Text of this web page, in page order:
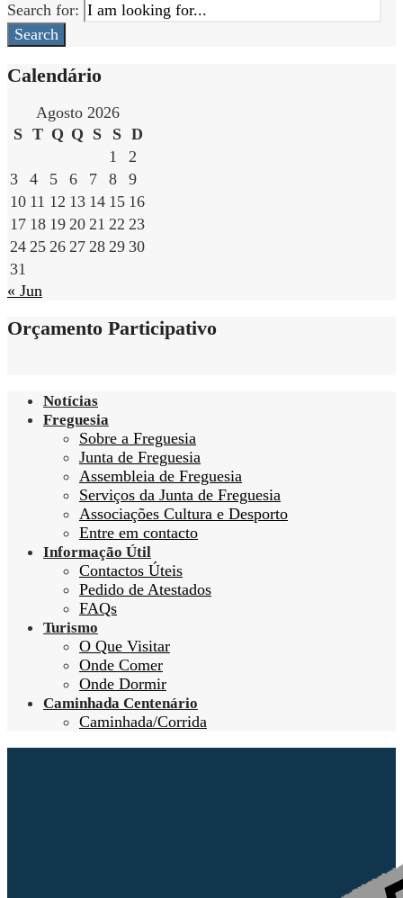
Search for:
Search
Calendário
Agosto 2026
S T Q Q S S D
1
2
3
4 5 6 7 8
9
10 11 12 13 14 15 16
17 18 19 20 21 22 23
24 25 26 27 28 29 30
31
« Jun
Orçamento Participativo
Notícias
Freguesia
Sobre a Freguesia
Junta de Freguesia
Assembleia de Freguesia
Serviços da Junta de Freguesia
Associações Cultura e Desporto
Entre em contacto
Informação Útil
Contactos Úteis
Pedido de Atestados
FAQs
Turismo
O Que Visitar
Onde Comer
Onde Dormir
Caminhada Centenário
Caminhada/Corrida